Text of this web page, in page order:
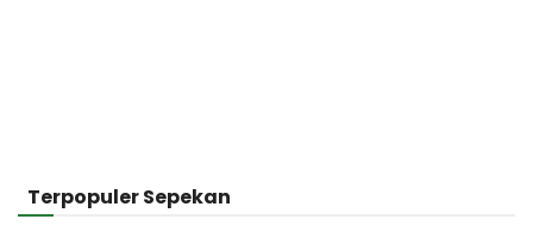
Terpopuler Sepekan